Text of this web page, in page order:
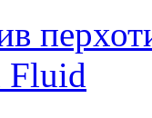
Fluid